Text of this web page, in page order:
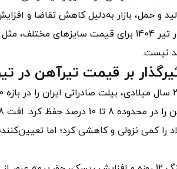
و حمل، بازار به‌دلیل کاهش تقاضا و
مثل
نیست.
بر قیمت تیرآهن در تیر
را کمی نزولی و کاهشی کرد؛ اما